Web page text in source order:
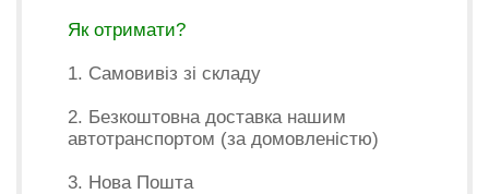
Як отримати?
1. Самовивіз зі складу
2. Безкоштовна доставка нашим
автотранспортом (за домовленістю)
3. Нова Пошта